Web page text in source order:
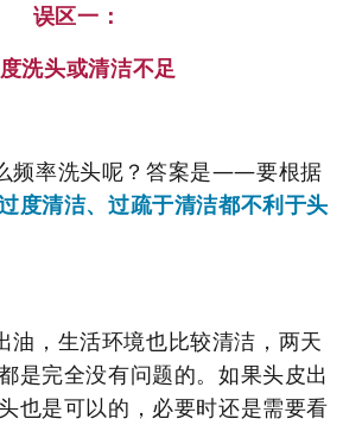
误区一：
洗头或清洁不足
频率洗头呢？ 答案是——要根据
度清洁、过疏于清洁都不利于头
油，生活环境也比较清洁，两天
是完全没有问题的。如果头皮出
也是可以的，必要时还是需要看